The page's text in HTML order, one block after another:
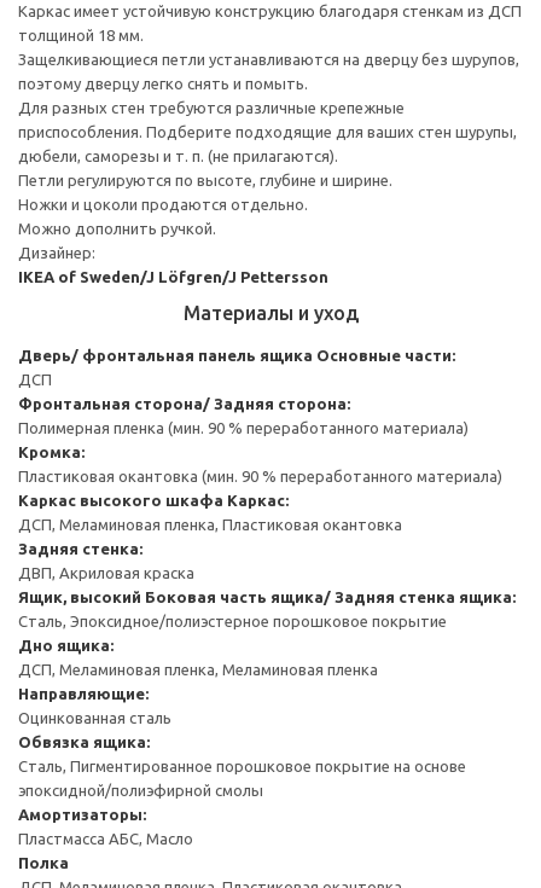
Каркас имеет устойчивую конструкцию благодаря стенкам из ДСП
толщиной 18 мм.
Защелкивающиеся петли устанавливаются на дверцу без шурупов,
поэтому дверцу легко снять и помыть.
Для разных стен требуются различные крепежные
приспособления. Подберите подходящие для ваших стен шурупы,
дюбели, саморезы и т. п. (не прилагаются).
Петли регулируются по высоте, глубине и ширине.
Ножки и цоколи продаются отдельно.
Можно дополнить ручкой.
Дизайнер:
IKEA of Sweden/J Löfgren/J Pettersson
Материалы и уход
Дверь/ фронтальная панель ящика Основные части:
ДСП
Фронтальная сторона/ Задняя сторона:
Полимерная пленка (мин. 90 % переработанного материала)
Кромка:
Пластиковая окантовка (мин. 90 % переработанного материала)
Каркас высокого шкафа Каркас:
ДСП, Меламиновая пленка, Пластиковая окантовка
Задняя стенка:
ДВП, Акриловая краска
Ящик, высокий Боковая часть ящика/ Задняя стенка ящика:
Сталь, Эпоксидное/полиэстерное порошковое покрытие
Дно ящика:
ДСП, Меламиновая пленка, Меламиновая пленка
Направляющие:
Оцинкованная сталь
Обвязка ящика:
Сталь, Пигментированное порошковое покрытие на основе
эпоксидной/полиэфирной смолы
Амортизаторы:
Пластмасса АБС, Масло
Полка